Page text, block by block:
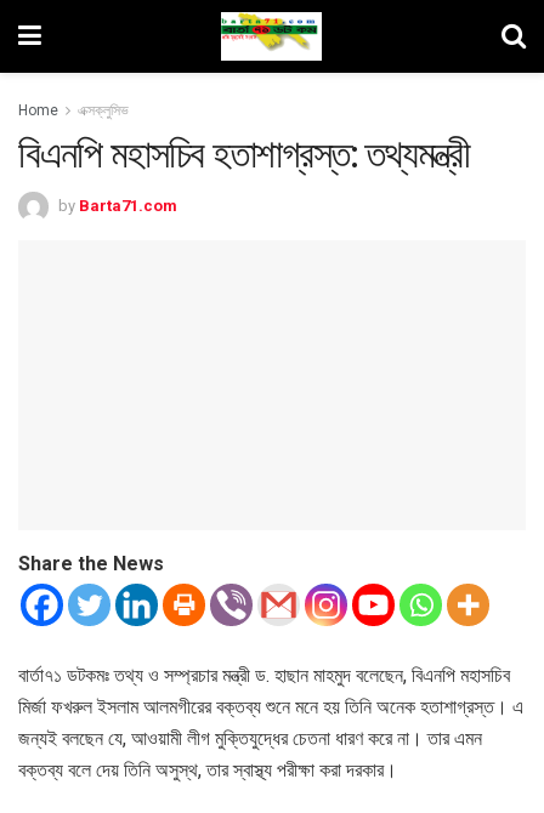
Home এক্সক্লুসিভ
বিএনপি মহাসচিব হতাশাগ্রস্ত: তথ্যমন্ত্রী
by Barta71.com
Share the News
বার্তা৭১ ডটকমঃ তথ্য ও সম্প্রচার মন্ত্রী ড. হাছান মাহমুদ বলেছেন, বিএনপি মহাসচিব
মির্জা ফখরুল ইসলাম আলমগীরের বক্তব্য শুনে মনে হয় তিনি অনেক হতাশাগ্রস্ত। এ
জন্যই বলছেন যে, আওয়ামী লীগ মুক্তিযুদ্ধের চেতনা ধারণ করে না। তার এমন
বক্তব্য বলে দেয় তিনি অসুস্থ, তার স্বাস্থ্য পরীক্ষা করা দরকার।